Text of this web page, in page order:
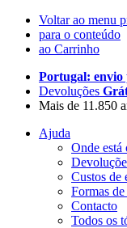
Voltar ao menu
para o conteúdo
ao Carrinho
Portugal:
Devoluções
Mais de 11.850
Ajuda
Onde está
Custos de
Formas
Contacto
Todos os